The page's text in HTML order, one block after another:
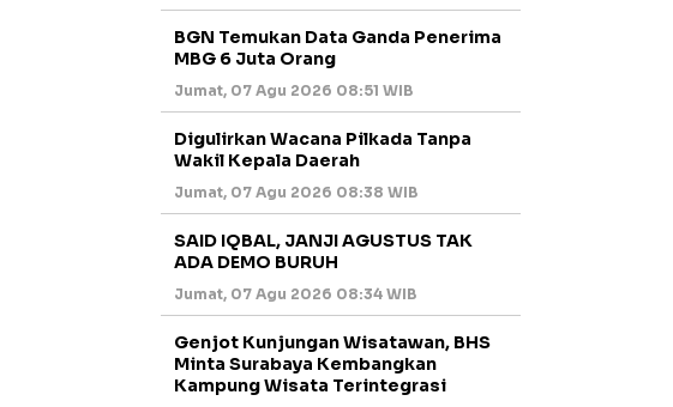
BGN Temukan Data Ganda Penerima
MBG 6 Juta Orang
Jumat, 07 Agu 2026 08:51 WIB
Digulirkan Wacana Pilkada Tanpa
Wakil Kepala Daerah
Jumat, 07 Agu 2026 08:38 WIB
SAID IQBAL, JANJI AGUSTUS TAK
ADA DEMO BURUH
Jumat, 07 Agu 2026 08:34 WIB
Genjot Kunjungan Wisatawan, BHS
Minta Surabaya Kembangkan
Kampung Wisata Terintegrasi